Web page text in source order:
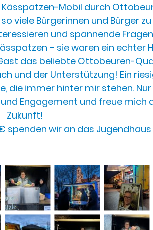
Mobil durch
viele Bürgerinnen und Bürger
und spannende
– sie waren ein echter
das beliebte Ottobeuren-
und der Unterstützung! Ein
die immer hinter mir stehen.
Engagement und freue mich
Zukunft!
spenden wir an das